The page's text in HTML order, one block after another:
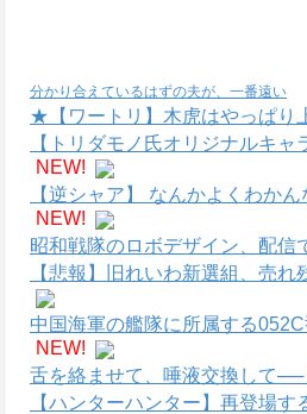
分かり合えているはずの夫が、一番遠い
★【ワートリ】木虎はやっぱり
【トリダモノ氏オリジナルキ
NEW!
【逆シャア】 なんかよくわか
NEW!
昭和戦隊のロボデザイン、配
【悲報】旧れいわ新選組、売
中国海軍の艦隊に所属する
NEW!
舌を絡ませて、唾液交換して
【ハンターハンター】再登場す